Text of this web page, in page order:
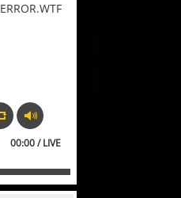
ERROR.WTF
00:00 / LIVE